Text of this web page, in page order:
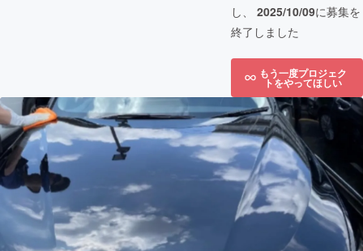
し、 2025/10/09に募集を
終了しました
もう一度プロジェク
トをやってほしい